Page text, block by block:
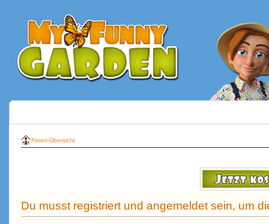
Foren-Übersicht
Du musst registriert und angemeldet sein, um